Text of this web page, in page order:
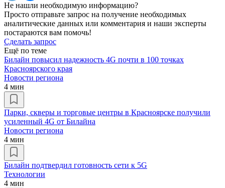
Не нашли необходимую информацию?
Просто отправьте запрос на получение необходимых
аналитические данных или комментария и наши эксперты
постараются вам помочь!
Сделать запрос
Ещё по теме
Билайн повысил надежность 4G почти в 100 точках
Красноярского края
Новости региона
4 мин
Парки, скверы и торговые центры в Красноярске получили
усиленный 4G от Билайна
Новости региона
4 мин
Билайн подтвердил готовность сети к 5G
Технологии
4 мин